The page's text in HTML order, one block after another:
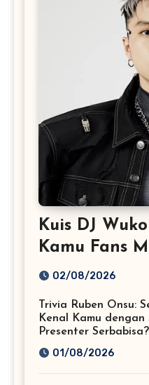
Kuis DJ
Kamu Fans
Sejati!
02/08/2026
Trivia Ruben Onsu:
Kenal Kamu dengan
Presenter Serbabisa?
01/08/2026